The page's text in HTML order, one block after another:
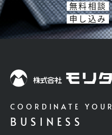
無料相談
申し込み
COORDINATE YOUR
BUSINESS